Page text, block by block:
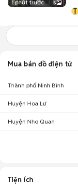
1 phút trước 5
T
Mua bán đồ điện tử
Thành phố Ninh Bình
Huyện Hoa Lư
Huyện Nho Quan
Tiện ích